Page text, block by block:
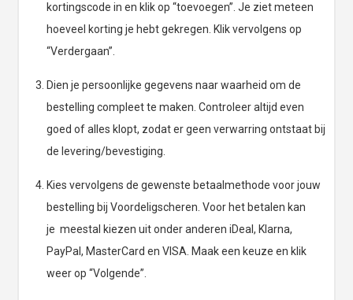
kortingscode in en klik op “toevoegen”. Je ziet meteen
hoeveel korting je hebt gekregen. Klik vervolgens op
“Verdergaan”.
Dien je persoonlijke gegevens naar waarheid om de
bestelling compleet te maken. Controleer altijd even
goed of alles klopt, zodat er geen verwarring ontstaat bij
de levering/bevestiging.
Kies vervolgens de gewenste betaalmethode voor jouw
bestelling bij Voordeligscheren. Voor het betalen kan
je meestal kiezen uit onder anderen iDeal, Klarna,
PayPal, MasterCard en VISA. Maak een keuze en klik
weer op “Volgende”.